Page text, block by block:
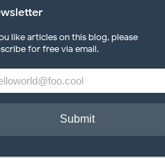
like articles on this blog, please
for free via email.